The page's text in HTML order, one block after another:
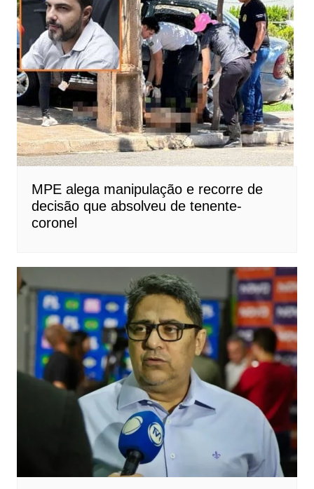
MPE alega manipulação e recorre de
decisão que absolveu de tenente-
coronel